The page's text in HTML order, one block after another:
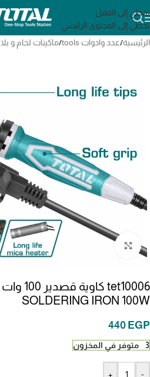
تخطي إلى التنقل
تخطي إلى المحتوى الرئيسي
الرئيسية/عدد وادوات tools /ماكينات لحام و
SOLDERING IRON 100W
440 EGP
3 متوفر في المخزون
-
+